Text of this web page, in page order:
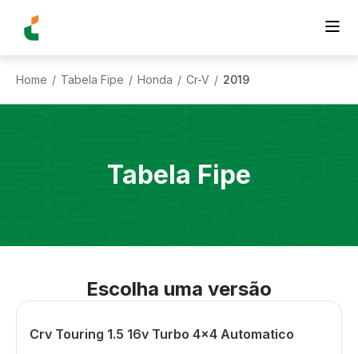
Home / Tabela Fipe / Honda / Cr-V / 2019
Tabela Fipe
Escolha uma versão
Crv Touring 1.5 16v Turbo 4x4 Automatico